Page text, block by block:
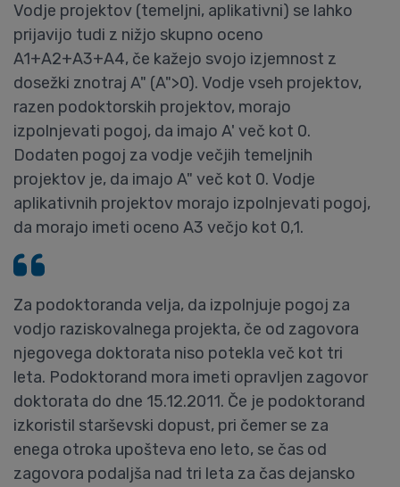
Vodje projektov (temeljni, aplikativni) se lahko
prijavijo tudi z nižjo skupno oceno
A1+A2+A3+A4, če kažejo svojo izjemnost z
dosežki znotraj A" (A">0). Vodje vseh projektov,
razen podoktorskih projektov, morajo
izpolnjevati pogoj, da imajo A' več kot 0.
Dodaten pogoj za vodje večjih temeljnih
projektov je, da imajo A" več kot 0. Vodje
aplikativnih projektov morajo izpolnjevati pogoj,
da morajo imeti oceno A3 večjo kot 0,1.
Za podoktoranda velja, da izpolnjuje pogoj za
vodjo raziskovalnega projekta, če od zagovora
njegovega doktorata niso potekla več kot tri
leta. Podoktorand mora imeti opravljen zagovor
doktorata do dne 15.12.2011. Če je podoktorand
izkoristil starševski dopust, pri čemer se za
enega otroka upošteva eno leto, se čas od
zagovora podaljša nad tri leta za čas dejansko